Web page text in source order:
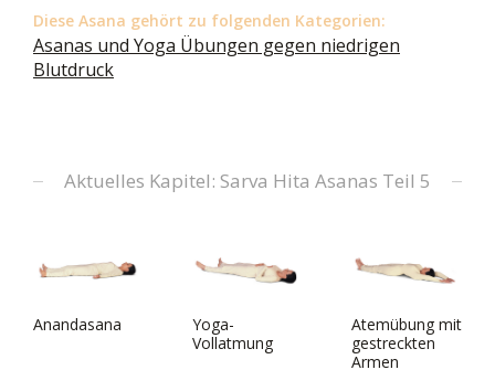
Diese Asana gehört zu folgenden Kategorien:
Asanas und Yoga Übungen gegen niedrigen
Blutdruck
Aktuelles Kapitel: Sarva Hita Asanas Teil 5
Anandasana
Yoga-
Vollatmung
Atemübung mit
gestreckten
Armen